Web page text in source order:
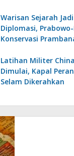
Warisan Sejarah
Diplomasi,
Konservasi
Latihan Militer
Dimulai, Kapal
Selam Dikerahkan